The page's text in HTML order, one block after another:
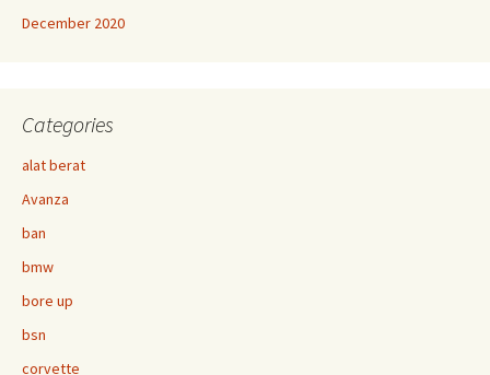
December 2020
Categories
alat berat
Avanza
ban
bmw
bore up
bsn
corvette